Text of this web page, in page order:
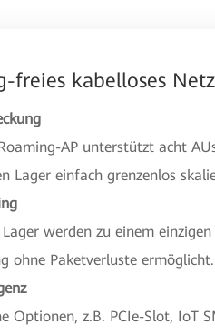
freies kabelloses
AP unterstützt acht
Lager einfach grenzenlos
werden zu einem
ohne Paketverluste ermöglicht.
Optionen, z.B. PCIe-Slot, IoT